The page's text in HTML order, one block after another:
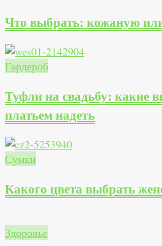
Что выбрать: кожаную
Гардероб
Туфли на свадьбу: какие
платьем надеть
Сумки
Какого цвета выбрать
Здоровье